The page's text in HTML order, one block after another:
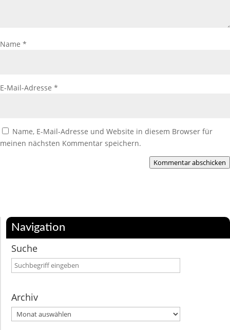
Name *
E-Mail-Adresse *
Name, E-Mail-Adresse und Website in diesem Browser für
meinen nächsten Kommentar speichern.
Kommentar abschicken
Navigation
Suche
Archiv
Archiv